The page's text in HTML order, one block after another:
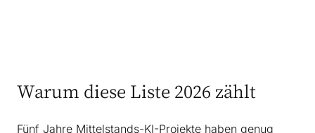
Warum diese Liste 2026 zählt
Fünf Jahre Mittelstands-KI-Projekte haben genug